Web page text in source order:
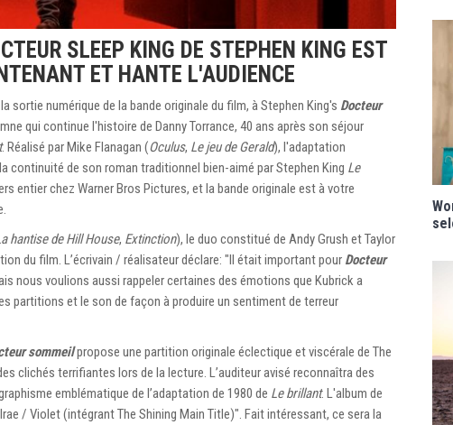
SLEEP KING DE STEPHEN KING EST
ET HANTE L'AUDIENCE
sortie numérique de la bande originale du film, à Stephen King's Docteur
qui continue l'histoire de Danny Torrance, 40 ans après son séjour
. Réalisé par Mike Flanagan (Oculus, Le jeu de Gerald), l'adaptation
continuité de son roman traditionnel bien-aimé par Stephen King Le
entier chez Warner Bros Pictures, et la bande originale est à votre
hantise de Hill House, Extinction), le duo constitué de Andy Grush et Taylor
du film. L’écrivain / réalisateur déclare: "Il était important pour Docteur
nous voulions aussi rappeler certaines des émotions que Kubrick a
partitions et le son de façon à produire un sentiment de terreur
sommeilpropose une partition originale éclectique et viscérale de The
clichés terrifiantes lors de la lecture. L’auditeur avisé reconnaîtra des
emblématique de l’adaptation de 1980 de Le brillant. L'album de
/ Violet (intégrant The Shining Main Title)". Fait intéressant, ce sera la